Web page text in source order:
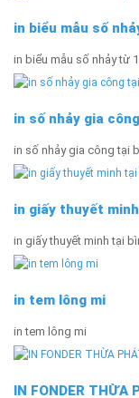
in biểu mẫu số
in biểu mẫu số nhảy từ
in số nhảy gia
in số nhảy gia công tại
in giấy thuyết
in giấy thuyết minh tại
in tem lông mi
in tem lông mi
IN FONDER THỪA